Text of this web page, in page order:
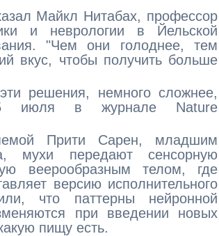
Майкл Нитабах, профессор
и неврологии в Йельской
"Чем они голоднее, тем
вкус, чтобы получить больше
решения, немного сложнее,
5 июля в журнале Nature
Прити Сарен, младшим
мухи передают сенсорную
веерообразным телом, где
версию исполнительного
что паттерны нейронной
при введении новых
пищу есть.